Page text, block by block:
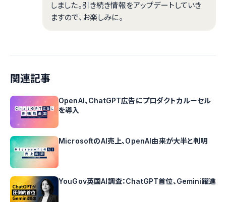
しました。引き続き情報をアップデートしていき
ますので、お楽しみに。
関連記事
OpenAI、ChatGPT広告にプロダクトカルーセル
を導入
MicrosoftのAI売上、OpenAI由来が大半と判明
YouGov英国AI調査：ChatGPT首位、Gemini躍進